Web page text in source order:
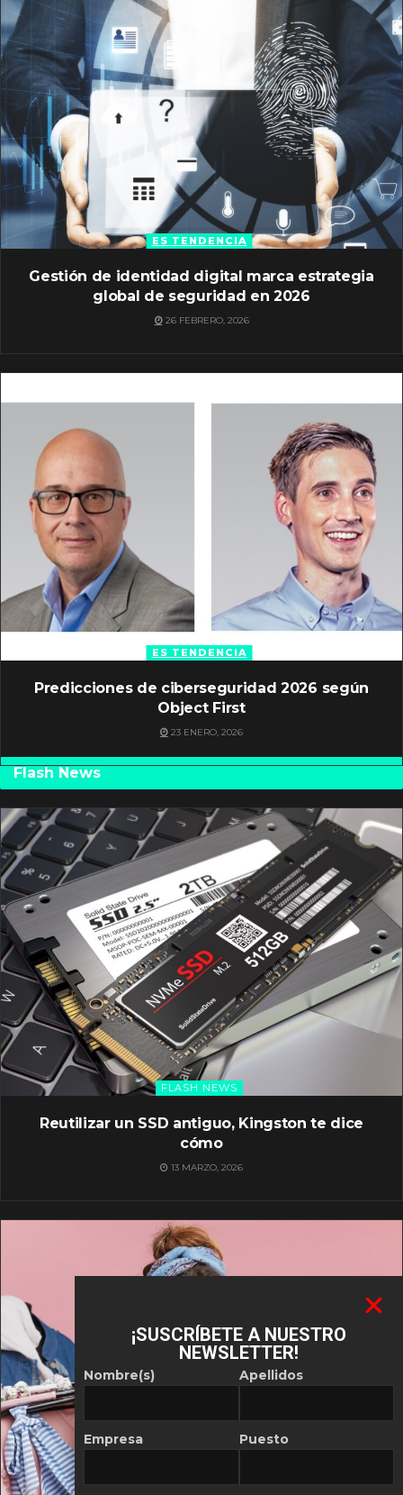
ES TENDENCIA
Gestión de identidad digital marca estrategia
global de seguridad en 2026
26 FEBRERO, 2026
ES TENDENCIA
Predicciones de ciberseguridad 2026 según
Object First
23 ENERO, 2026
Flash News
FLASH NEWS
Reutilizar un SSD antiguo, Kingston te dice
cómo
13 MARZO, 2026
¡SUSCRÍBETE A NUESTRO
NEWSLETTER!
Nombre(s)
Empresa
Apellidos
Puesto